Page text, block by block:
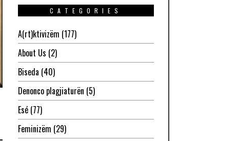
CATEGORIES
A(rt)ktivizëm (177)
About Us (2)
Biseda (40)
Denonco plagjiaturën (5)
Esé(77)
Feminizëm (29)